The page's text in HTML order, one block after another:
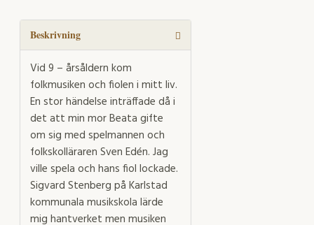
mängd
Beskrivning
Vid 9 – årsåldern kom
folkmusiken och fiolen i mitt liv.
En stor händelse inträffade då i
det att min mor Beata gifte
om sig med spelmannen och
folkskolläraren Sven Edén. Jag
ville spela och hans fiol lockade.
Sigvard Stenberg på Karlstad
kommunala musikskola lärde
mig hantverket men musiken